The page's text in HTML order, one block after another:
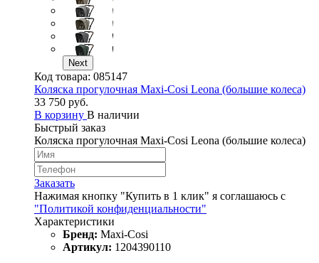
Next
Код товара: 085147
Коляска прогулочная Maxi-Cosi Leona (большие колеса)
33 750 руб.
В корзину В наличии
Быстрый заказ
Коляска прогулочная Maxi-Cosi Leona (большие колеса)
Заказать
Нажимая кнопку "Купить в 1 клик" я соглашаюсь с
"Политикой конфиденциальности"
Характеристики
Бренд: Maxi-Cosi
Артикул: 1204390110